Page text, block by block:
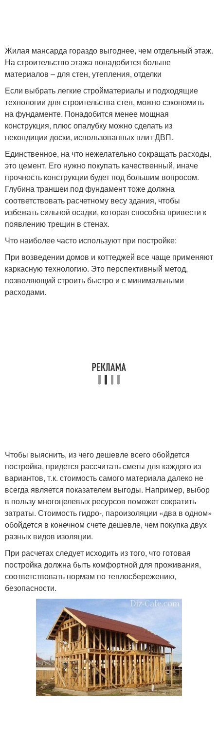
Жилая мансарда гораздо выгоднее, чем отдельный этаж.
На строительство этажа понадобится больше
материалов – для стен, утепления, отделки
Если выбрать легкие стройматериалы и подходящие
технологии для строительства стен, можно сэкономить
на фундаменте. Понадобится менее мощная
конструкция, плюс опалубку можно сделать из
некондиции доски, использованных плит ДВП.
Единственное, на что нежелательно сокращать расходы,
это цемент. Его нужно покупать качественный, иначе
прочность конструкции будет под большим вопросом.
Глубина траншеи под фундамент тоже должна
соответствовать расчетному весу здания, чтобы
избежать сильной осадки, которая способна привести к
появлению трещин в стенах.
Что наиболее часто используют при постройке:
При возведении домов и коттеджей все чаще применяют
каркасную технологию. Это перспективный метод,
позволяющий строить быстро и с минимальными
расходами.
Чтобы выяснить, из чего дешевле всего обойдется
постройка, придется рассчитать сметы для каждого из
вариантов, т.к. стоимость самого материала далеко не
всегда является показателем выгоды. Например, выбор
в пользу многоцелевых ресурсов поможет сократить
затраты. Стоимость гидро-, пароизоляции «два в одном»
обойдется в конечном счете дешевле, чем покупка двух
разных видов изоляции.
При расчетах следует исходить из того, что готовая
постройка должна быть комфортной для проживания,
соответствовать нормам по теплосбережению,
безопасности.